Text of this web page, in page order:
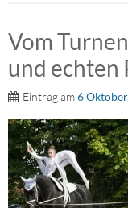
Vom
und echten
Eintrag am6